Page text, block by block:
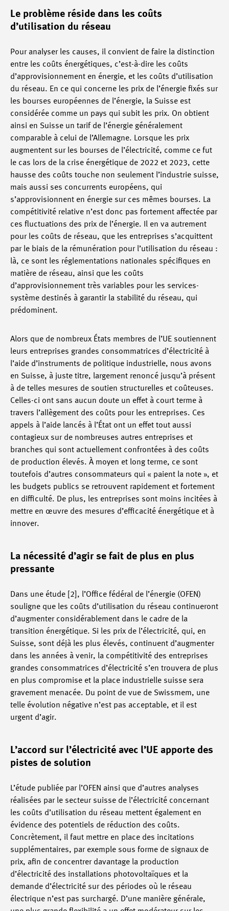
Le problème réside dans les coûts
d’utilisation du réseau
Pour analyser les causes, il convient de faire la distinction
entre les coûts énergétiques, c’est-à-dire les coûts
d’approvisionnement en énergie, et les coûts d’utilisation
du réseau. En ce qui concerne les prix de l’énergie fixés sur
les bourses européennes de l’énergie, la Suisse est
considérée comme un pays qui subit les prix. On obtient
ainsi en Suisse un tarif de l’énergie généralement
comparable à celui de l’Allemagne. Lorsque les prix
augmentent sur les bourses de l’électricité, comme ce fut
le cas lors de la crise énergétique de 2022 et 2023, cette
hausse des coûts touche non seulement l’industrie suisse,
mais aussi ses concurrents européens, qui
s’approvisionnent en énergie sur ces mêmes bourses. La
compétitivité relative n’est donc pas fortement affectée par
ces fluctuations des prix de l’énergie. Il en va autrement
pour les coûts de réseau, que les entreprises s’acquittent
par le biais de la rémunération pour l’utilisation du réseau :
là, ce sont les réglementations nationales spécifiques en
matière de réseau, ainsi que les coûts
d’approvisionnement très variables pour les services-
système destinés à garantir la stabilité du réseau, qui
prédominent.
Alors que de nombreux États membres de l’UE soutiennent
leurs entreprises grandes consommatrices d’électricité à
l’aide d’instruments de politique industrielle, nous avons
en Suisse, à juste titre, largement renoncé jusqu’à présent
à de telles mesures de soutien structurelles et coûteuses.
Celles-ci ont sans aucun doute un effet à court terme à
travers l’allègement des coûts pour les entreprises. Ces
appels à l’aide lancés à l’État ont un effet tout aussi
contagieux sur de nombreuses autres entreprises et
branches qui sont actuellement confrontées à des coûts
de production élevés. À moyen et long terme, ce sont
toutefois d’autres consommateurs qui « paient la note », et
les budgets publics se retrouvent rapidement et fortement
en difficulté. De plus, les entreprises sont moins incitées à
mettre en œuvre des mesures d’efficacité énergétique et à
innover.
La nécessité d’agir se fait de plus en plus
pressante
Dans une étude [2], l’Office fédéral de l’énergie (OFEN)
souligne que les coûts d’utilisation du réseau continueront
d’augmenter considérablement dans le cadre de la
transition énergétique. Si les prix de l’électricité, qui, en
Suisse, sont déjà les plus élevés, continuent d’augmenter
dans les années à venir, la compétitivité des entreprises
grandes consommatrices d’électricité s’en trouvera de plus
en plus compromise et la place industrielle suisse sera
gravement menacée. Du point de vue de Swissmem, une
telle évolution négative n’est pas acceptable, et il est
urgent d’agir.
L’accord sur l’électricité avec l’UE apporte des
pistes de solution
L’étude publiée par l’OFEN ainsi que d’autres analyses
réalisées par le secteur suisse de l’électricité concernant
les coûts d’utilisation du réseau mettent également en
évidence des potentiels de réduction des coûts.
Concrètement, il faut mettre en place des incitations
supplémentaires, par exemple sous forme de signaux de
prix, afin de concentrer davantage la production
d’électricité des installations photovoltaïques et la
demande d’électricité sur des périodes où le réseau
électrique n’est pas surchargé. D’une manière générale,